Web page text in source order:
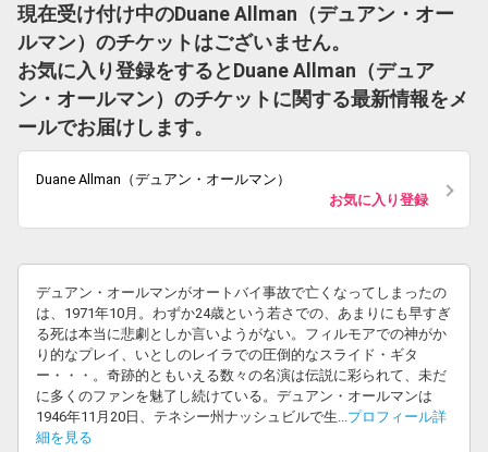
現在受け付け中のDuane Allman（デュアン・オー
ルマン）のチケットはございません。
お気に入り登録をするとDuane Allman（デュア
ン・オールマン）のチケットに関する最新情報をメ
ールでお届けします。
Duane Allman（デュアン・オールマン）
お気に入り登録
デュアン・オールマンがオートバイ事故で亡くなってしまったの
は、1971年10月。わずか24歳という若さでの、あまりにも早すぎ
る死は本当に悲劇としか言いようがない。フィルモアでの神がか
り的なプレイ、いとしのレイラでの圧倒的なスライド・ギタ
ー・・・。奇跡的ともいえる数々の名演は伝説に彩られて、未だ
に多くのファンを魅了し続けている。デュアン・オールマンは
1946年11月20日、テネシー州ナッシュビルで生...プロフィール詳
細を見る